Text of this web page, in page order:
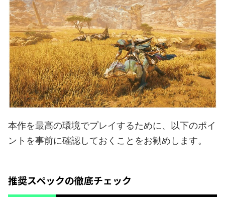
本作を最高の環境でプレイするために、以下のポイ
ントを事前に確認しておくことをお勧めします。
推奨スペックの徹底チェック